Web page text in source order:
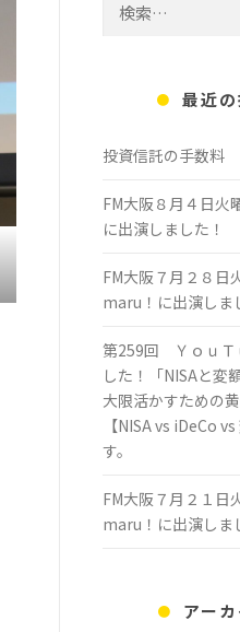
最近
投資信託の手数料
FM大阪８月４日火
に出演しました！
FM大阪７月２８日
maru！に出演しま
第259回 ＹｏｕＴ
した！「NISAと変
大限活かすための
【NISA vs iDeCo
す。
FM大阪７月２１日
maru！に出演しま
アー